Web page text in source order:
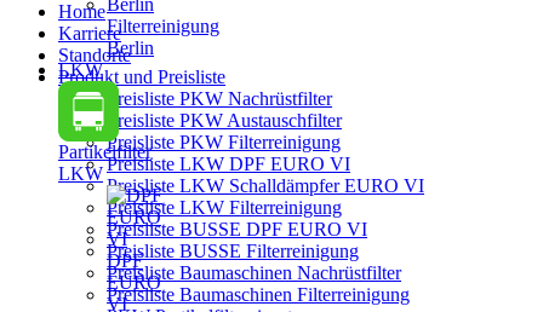
Filterreinigung
Berlin
LKW
Partikelfilter
LKW
DPF
EURO
VI
Home
Karriere
Standorte
Produkt und Preisliste
Preisliste PKW Nachrüstfilter
Preisliste PKW Austauschfilter
Preisliste PKW Filterreinigung
Preisliste LKW DPF EURO VI
Preisliste LKW Schalldämpfer EURO VI
Preisliste LKW Filterreinigung
Preisliste BUSSE DPF EURO VI
Preisliste BUSSE Filterreinigung
Preisliste Baumaschinen Nachrüstfilter
Preisliste Baumaschinen Filterreinigung